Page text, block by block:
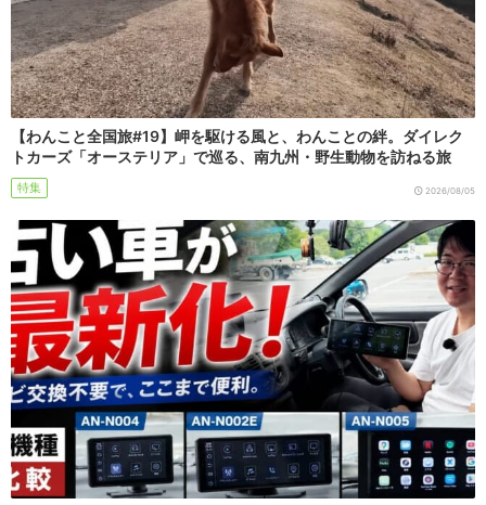
【わんこと全国旅#19】岬を駆ける風と、わんことの絆。ダイレク
トカーズ「オーステリア」で巡る、南九州・野生動物を訪ねる旅
特集 2026/08/05